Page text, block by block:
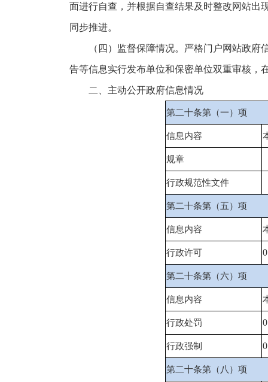
面进行自查，并根据自查结果及时整改网站出
同步推进。
（四）监督保障情况。严格门户网站政
告等信息实行发布单位和保密单位双重审核，
二、主动公开政府信息情况
第二十条第（一）项
信息内容
规章
行政规范性文件
第二十条第（五）项
信息内容
行政许可 0
第二十条第（六）项
信息内容
行政处罚 0
行政强制 0
第二十条第（八）项